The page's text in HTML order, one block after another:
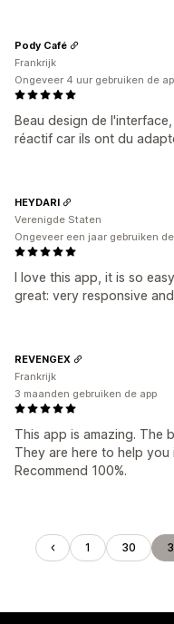
Beau design de
réactif car ils ont du
Pody Café
Frankrijk
Ongeveer 4 uur gebruiken de
I love this app, it is so
great: very responsive
HEYDARI
Verenigde Staten
Ongeveer een jaar gebruiken
This app is amazing. The
They are here to help
Recommend 100%.
REVENGEX
Frankrijk
3 maanden gebruiken de app
1 30